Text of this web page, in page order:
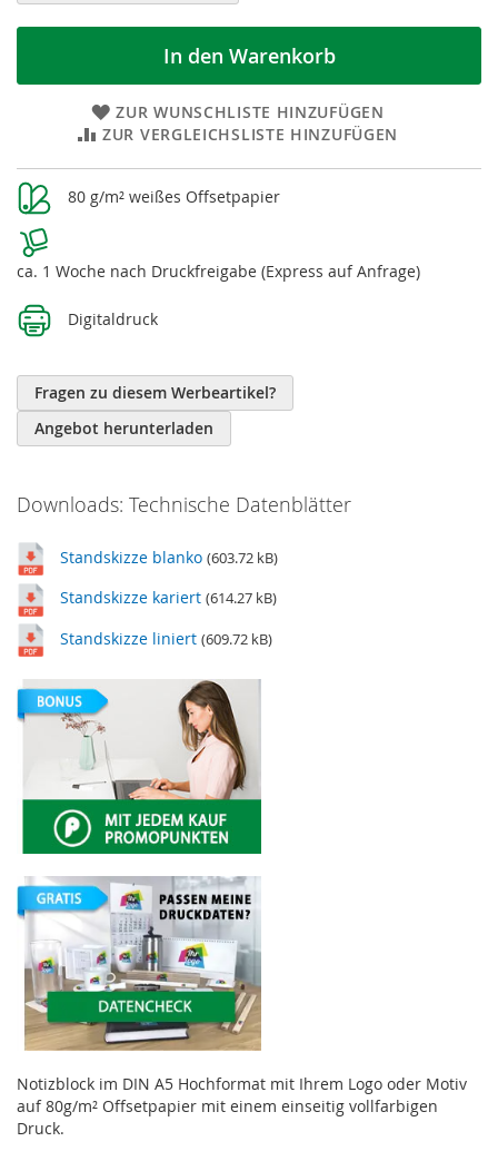
In den Warenkorb
ZUR WUNSCHLISTE HINZUFÜGEN
ZUR VERGLEICHSLISTE HINZUFÜGEN
Weitere
Informationen
80 g/m² weißes Offsetpapier
ca. 1 Woche nach Druckfreigabe (Express auf Anfrage)
Digitaldruck
Fragen zu diesem Werbeartikel?
Angebot herunterladen
Downloads: Technische Datenblätter
Standskizze blanko (603.72 kB)
Standskizze kariert (614.27 kB)
Standskizze liniert (609.72 kB)
Notizblock im DIN A5 Hochformat mit Ihrem Logo oder Motiv
auf 80g/m² Offsetpapier mit einem einseitig vollfarbigen
Druck.